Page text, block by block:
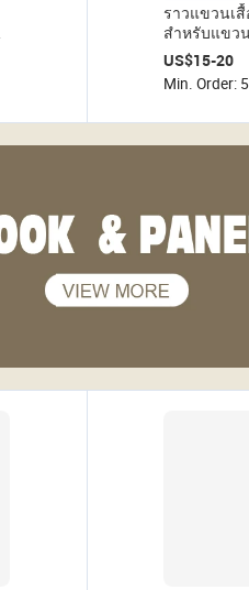
ราวแขวนเ
สำหรับแขว
US$15-20
Min. Order: